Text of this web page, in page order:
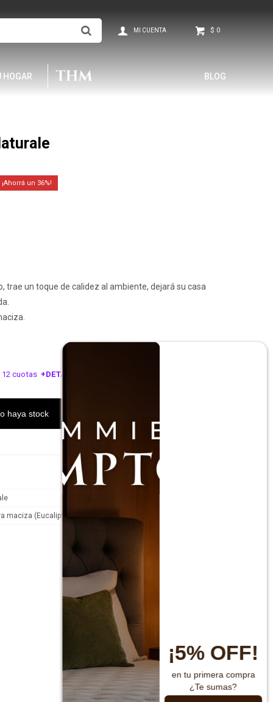
HOGAR BLOG
$ 0
36
trae un toque de calidez al ambiente, dejará su casa
12 cuotas +DETALLE
haya stock
maciza (Eucaliptus)
¡5% OFF!
en tu primera compra
¿Te sumas?